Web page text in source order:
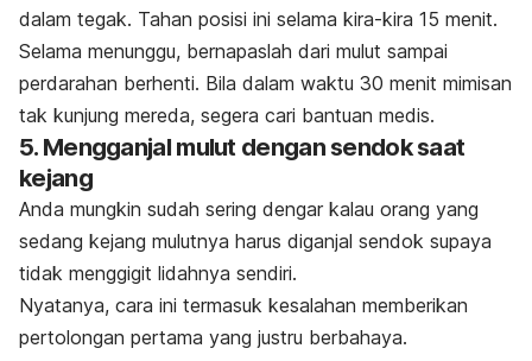
dalam tegak. Tahan posisi ini selama kira-kira 15 menit.
Selama menunggu, bernapaslah dari mulut sampai
perdarahan berhenti. Bila dalam waktu 30 menit mimisan
tak kunjung mereda, segera cari bantuan medis.
5. Mengganjal mulut dengan sendok saat
kejang
Anda mungkin sudah sering dengar kalau orang yang
sedang kejang mulutnya harus diganjal sendok supaya
tidak menggigit lidahnya sendiri.
Nyatanya, cara ini termasuk kesalahan memberikan
pertolongan pertama yang justru berbahaya.